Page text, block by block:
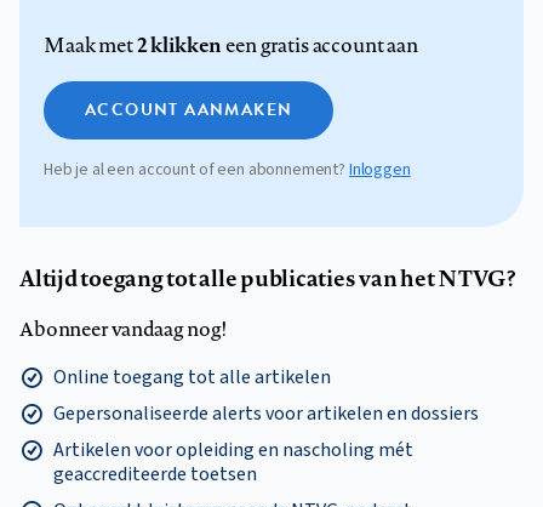
Maak met2 klikkeneen gratis account aan
ACCOUNT AANMAKEN
Heb je al een account of een abonnement?Inloggen
Altijd toegang tot alle publicaties van het NTVG?
Abonneer vandaag nog!
Online toegang tot alle artikelen
Gepersonaliseerde alerts voor artikelen en dossiers
Artikelen voor opleiding en nascholing mét
geaccrediteerde toetsen